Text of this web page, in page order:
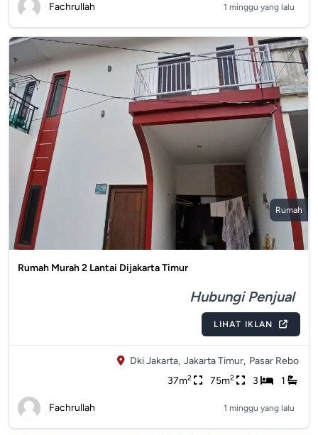
Fachrullah 1 minggu yang lalu
Rumah
Rumah Murah 2 Lantai Dijakarta Timur
Hubungi Penjual
LIHAT IKLAN
Dki Jakarta, Jakarta Timur, Pasar Rebo
37m2 75m2 3 1
Fachrullah 1 minggu yang lalu